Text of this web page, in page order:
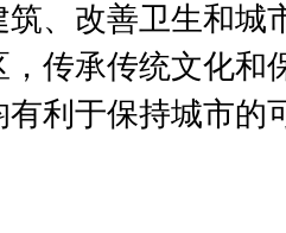
、改善卫生和城
传承传统文化和
有利于保持城市的